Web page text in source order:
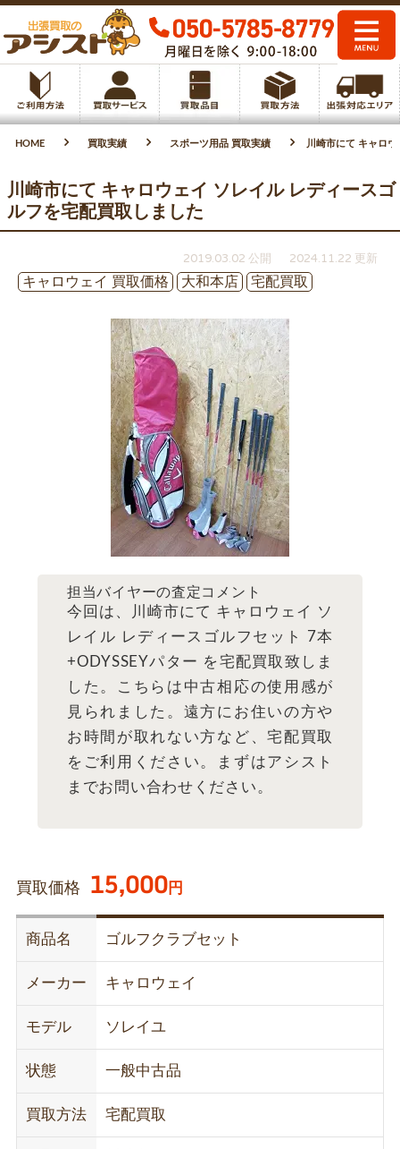
HOME 買取実績 スポーツ用品 買取実績 川崎市にて キャロ
川崎市にて キャロウェイ ソレイル レディースゴ
ルフを宅配買取しました
2019.03.02 公開
2024.11.22 更新
キャロウェイ 買取価格
大和本店 宅配買取
担当バイヤーの査定コメント
今回は、川崎市にて キャロウェイ ソ
レイル レディースゴルフセット 7本
+ODYSSEYパター を宅配買取致しま
した。こちらは中古相応の使用感が
見られました。遠方にお住いの方や
お時間が取れない方など、宅配買取
をご利用ください。まずはアシスト
までお問い合わせください。
買取価格 15,000円
商品名 ゴルフクラブセット
メーカー キャロウェイ
モデル ソレイユ
状態 一般中古品
買取方法 宅配買取